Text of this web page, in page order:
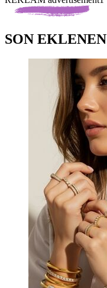
SON EKLENEN